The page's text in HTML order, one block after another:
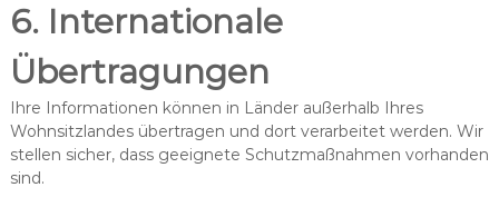
6. Internationale
Übertragungen
Ihre Informationen können in Länder außerhalb Ihres
Wohnsitzlandes übertragen und dort verarbeitet werden. Wir
stellen sicher, dass geeignete Schutzmaßnahmen vorhanden
sind.